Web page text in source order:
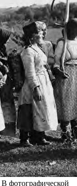
фотографической